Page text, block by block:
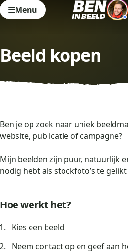
Menu
Beeld kopen
Ben je op zoek naar uniek
website, publicatie of campagne?
Mijn beelden zijn puur, natuurlijk
nodig hebt als stockfoto’s te
Hoe werkt het?
Kies een beeld
Neem contact op en geef aan